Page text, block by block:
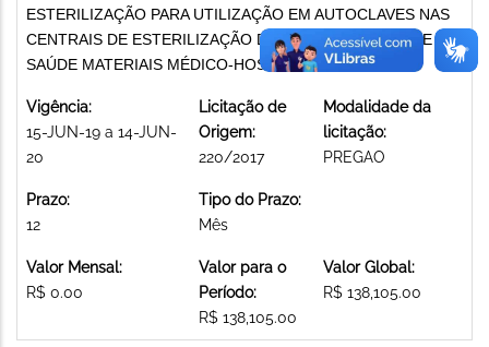
ESTERILIZAÇÃO PARA UTILIZAÇÃO EM AUTOCLAVES NAS
CENTRAIS DE ESTERILIZAÇÃO DA REDE MUNICIPAL DE
SAÚDE MATERIAIS MÉDICO-HOSPITALARES
Vigência:
15-JUN-19 a 14-JUN-
20
Licitação de
Origem:
220/2017
Modalidade da
licitação:
PREGAO
Prazo:
12
Tipo do Prazo:
Mês
Valor Mensal:
R$ 0.00
Valor para o
Período:
R$ 138,105.00
Valor Global:
R$ 138,105.00